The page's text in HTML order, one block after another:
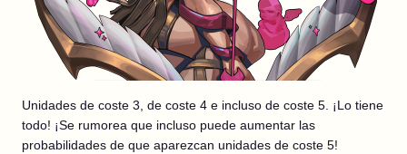
Unidades de coste 3, de coste 4 e incluso de coste 5. ¡Lo tiene
todo! ¡Se rumorea que incluso puede aumentar las
probabilidades de que aparezcan unidades de coste 5!